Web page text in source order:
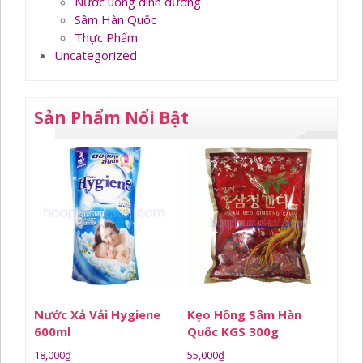
Sâm Hàn Quốc
Thực Phẩm
Uncategorized
Sản Phẩm Nổi Bật
Nước Xả Vải Hygiene
600ml
18,000₫
Kẹo Hồng Sâm Hàn
Quốc KGS 300g
55,000₫